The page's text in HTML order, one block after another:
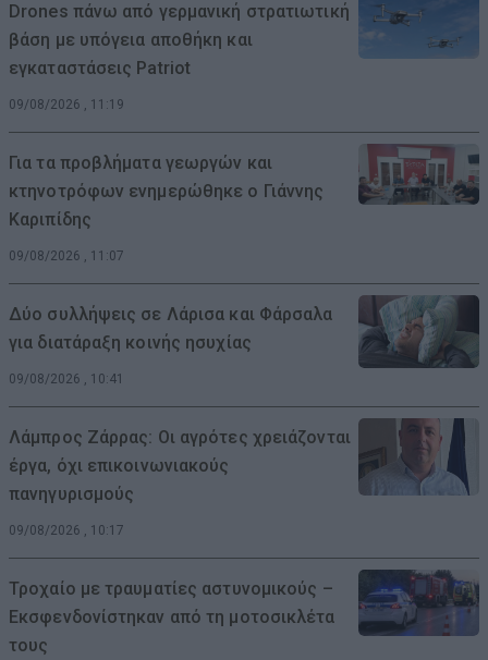
Drones πάνω από γερμανική στρατιωτική
βάση με υπόγεια αποθήκη και
εγκαταστάσεις Patriot
09/08/2026 , 11:19
Για τα προβλήματα γεωργών και
κτηνοτρόφων ενημερώθηκε ο Γιάννης
Καριπίδης
09/08/2026 , 11:07
Δύο συλλήψεις σε Λάρισα και Φάρσαλα
για διατάραξη κοινής ησυχίας
09/08/2026 , 10:41
Λάμπρος Ζάρρας: Οι αγρότες χρειάζονται
έργα, όχι επικοινωνιακούς
πανηγυρισμούς
09/08/2026 , 10:17
Τροχαίο με τραυματίες αστυνομικούς –
Εκσφενδονίστηκαν από τη μοτοσικλέτα
τους